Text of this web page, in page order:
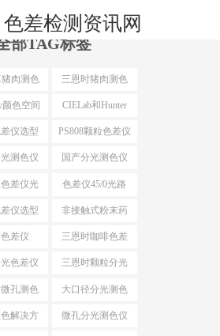
色差检测资讯网
部TAG标签
肉测色
仪
三恩时猪肉测色
仪
色空间 CIELab和Hunter
Lab
仪选型 PS808颗粒色差仪
测色仪 国产分光测色仪
最小口径
差仪光
构
色差仪45/0光路
结构
仪选型
据
非接触式粉末药
品测色仪
差仪 三恩时咖啡色差
仪
色差仪 三恩时颗粒分光
色差仪
孔测色
仪
大口径分光测色
仪选型推荐
解决方 微孔分光测色仪